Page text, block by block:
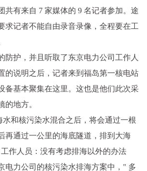
共有来自 7 家媒体的 9 名记者参加。 途
求记者不能自由录音录像，全程要在工
防护，并且听取了东京电力公司工作人
的说明之后，记者来到福岛第一核电站
备基本聚集在这里。这也是他们此次采
的地方。
和核污染水混合之后，将会通过一根
再通过一公里的海底隧道，排到大海
作人员：没有考虑排海以外的办法
电力公司的核污染水排海方案中，" 多